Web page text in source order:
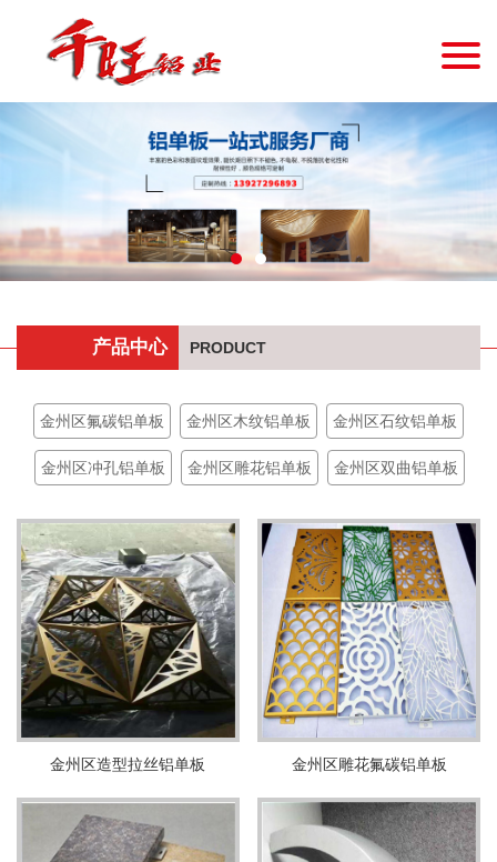
产品中心 PRODUCT
金州区氟碳铝单板 金州区木纹铝单板 金州区石纹铝单板
金州区冲孔铝单板 金州区雕花铝单板 金州区双曲铝单板
金州区造型拉丝铝单板 金州区雕花氟碳铝单板